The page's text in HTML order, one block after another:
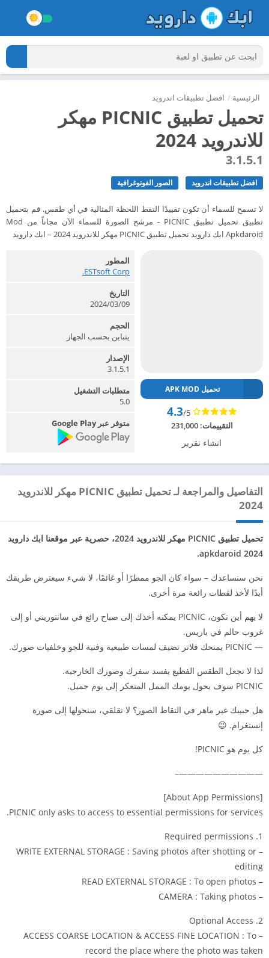
الرئيسية / افضل تطبيقات اندرويد
تحميل تطبيق PICNIC مهكر
للاندرويد 2024
3.1.5.1
افضل تطبيقات اندرويد الصور الفوتوغرافية
لا تسمح للسماء أن تكون تقييدًا التقط اللحظة المثالية في أي طقس. قم بتحميل
تطبيق تحميل تطبيق PICNIC - مرشح الصورة للسماء الآن مجاناً من Mod
Apkdaroid ابك دارويد تحميل تطبيق PICNIC مهكر للاندرويد 2024 – ابك دارويد
تحميل APK MOD
4.3/5
التقييمات:231,000
انشاء تقرير
المطور
ESTsoft Corp.‏
التاريخ
2024/03/09
الحجم
يتباين بحسب الجهاز
الإصدار
3.1.5.1
متطلبات التشغيل
5.0
متوفر عبر Google Play
التفاصيل والمراجعة لـ تحميل تطبيق PICNIC مهكر للاندرويد
2024
تحميل تطبيق PICNIC مهكر للاندرويد 2024، حصرية عبر موقعنا ابك دارويد
2024 apkdaroid.
نحن سنساعدك – سواء كان الجو ممطرًا أو غائمًا، لا شيء سيعترض طريقك
أبدًا لأخذ لقطات رائعة مرة أخرى.
لا يهم أين تكون، PICNIC يمكنه أخذك إلى صباح رائع في سانتوريني أو إلى
غروب حالم في باريس.
— PICNIC يمنحك فلاتر تضيف لمسات طبيعية وفنية للجو وخلفيات صورك.
لذا لا تجعل الطقس الفظيع يفسد سفرك وصورك الخارجية.
PICNIC سوف يحول يومك الممل المتعكر إلى يوم جميل.
هل حبيبك غير ماهر في التقاط الصور؟ لا تقلقي، سنحولها إلى صورة
إنستغرام. 😉
كل يوم هو PICNIC!
——————————–
[About App Permissions]
PICNIC only asks to access to essential permissions for services.
1. Required permissions
– WRITE EXTERNAL STORAGE : Saving photos after shotting or
editing
– READ EXTERNAL STORAGE : To open photos
– CAMERA : Taking photos
2. Optional Access
– ACCESS COARSE LOCATION & ACCESS FINE LOCATION : To
record the place where the photo was taken